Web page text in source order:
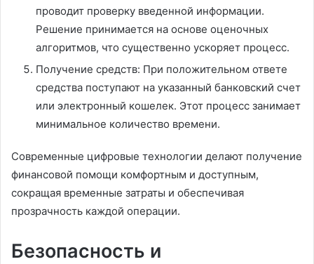
проводит проверку введенной информации.
Решение принимается на основе оценочных
алгоритмов, что существенно ускоряет процесс.
Получение средств: При положительном ответе
средства поступают на указанный банковский счет
или электронный кошелек. Этот процесс занимает
минимальное количество времени.
Современные цифровые технологии делают получение
финансовой помощи комфортным и доступным,
сокращая временные затраты и обеспечивая
прозрачность каждой операции.
Безопасность и